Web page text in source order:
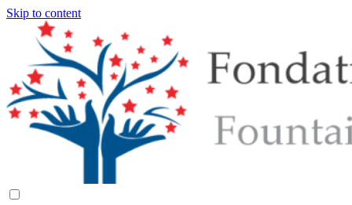
Skip to content